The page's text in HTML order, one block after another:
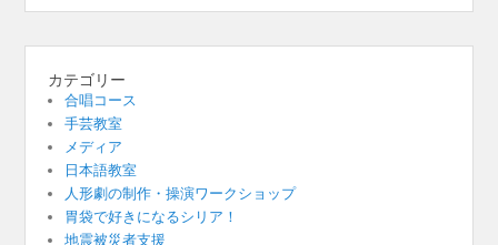
カテゴリー
合唱コース
手芸教室
メディア
日本語教室
人形劇の制作・操演ワークショップ
胃袋で好きになるシリア！
地震被災者支援